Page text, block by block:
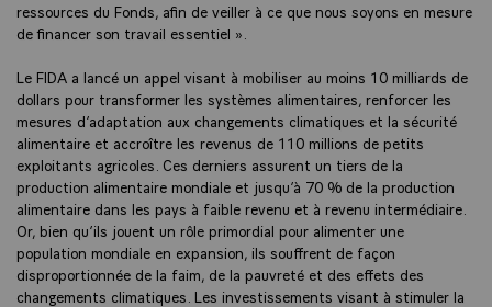
ressources du Fonds, afin de veiller à ce que nous soyons en mesure
de financer son travail essentiel ».
Le FIDA a lancé un appel visant à mobiliser au moins 10 milliards de
dollars pour transformer les systèmes alimentaires, renforcer les
mesures d’adaptation aux changements climatiques et la sécurité
alimentaire et accroître les revenus de 110 millions de petits
exploitants agricoles. Ces derniers assurent un tiers de la
production alimentaire mondiale et jusqu’à 70 % de la production
alimentaire dans les pays à faible revenu et à revenu intermédiaire.
Or, bien qu’ils jouent un rôle primordial pour alimenter une
population mondiale en expansion, ils souffrent de façon
disproportionnée de la faim, de la pauvreté et des effets des
changements climatiques. Les investissements visant à stimuler la